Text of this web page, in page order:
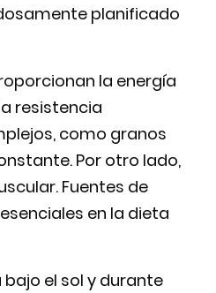
planificado
la energía
resistencia
como granos
Por otro lado,
Fuentes de
en la dieta
el sol y durante